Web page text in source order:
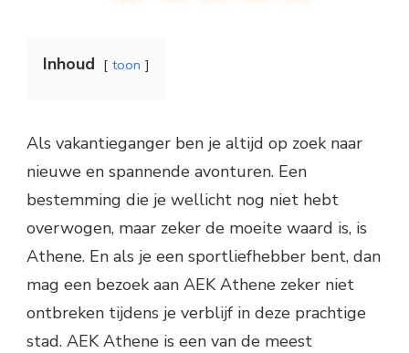
Inhoud toon
Als vakantieganger ben je altijd op zoek naar
nieuwe en spannende avonturen. Een
bestemming die je wellicht nog niet hebt
overwogen, maar zeker de moeite waard is, is
Athene. En als je een sportliefhebber bent, dan
mag een bezoek aan AEK Athene zeker niet
ontbreken tijdens je verblijf in deze prachtige
stad. AEK Athene is een van de meest